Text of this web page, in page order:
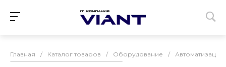
Главная / Каталог товаров / Оборудование /